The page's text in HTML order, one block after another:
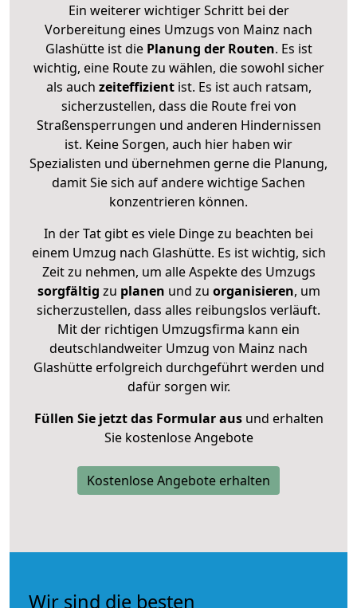
Ein weiterer wichtiger Schritt bei der
Vorbereitung eines Umzugs von Mainz nach
Glashütte ist diePlanung der Routen. Es ist
wichtig, eine Route zu wählen, die sowohl sicher
als auch zeiteffizientist. Es ist auch ratsam,
sicherzustellen, dass die Route frei von
Straßensperrungen und anderen Hindernissen
ist. Keine Sorgen, auch hier haben wir
Spezialisten und übernehmen gerne die Planung,
damit Sie sich auf andere wichtige Sachen
konzentrieren können.
In der Tat gibt es viele Dinge zu beachten bei
einem Umzug nach Glashütte. Es ist wichtig, sich
Zeit zu nehmen, um alle Aspekte des Umzugs
sorgfältig zu planen und zu organisieren, um
sicherzustellen, dass alles reibungslos verläuft.
Mit der richtigen Umzugsfirma kann ein
deutschlandweiter Umzug von Mainz nach
Glashütte erfolgreich durchgeführt werden und
dafür sorgen wir.
Füllen Sie jetzt das Formular ausund erhalten
Sie kostenlose Angebote
Kostenlose Angebote erhalten
Wir sind die besten